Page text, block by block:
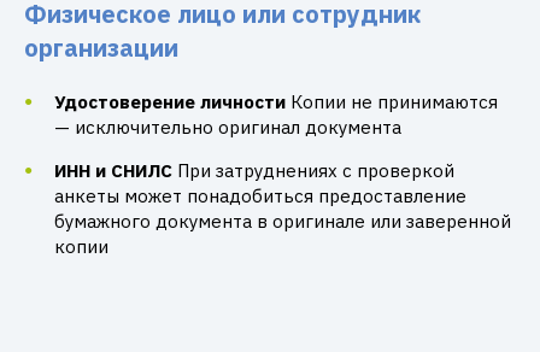
Физическое лицо или сотрудник
организации
Удостоверение личности Копии не принимаются
— исключительно оригинал документа
ИНН и СНИЛС При затруднениях с проверкой
анкеты может понадобиться предоставление
бумажного документа в оригинале или заверенной
копии